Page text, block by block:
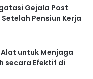
Gejala Post
Pensiun Kerja
untuk Menjaga
secara Efektif di